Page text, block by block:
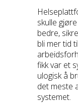
skulle
bedre,
bli mer tid
fikk var et
ulogisk å
det meste
systemet.